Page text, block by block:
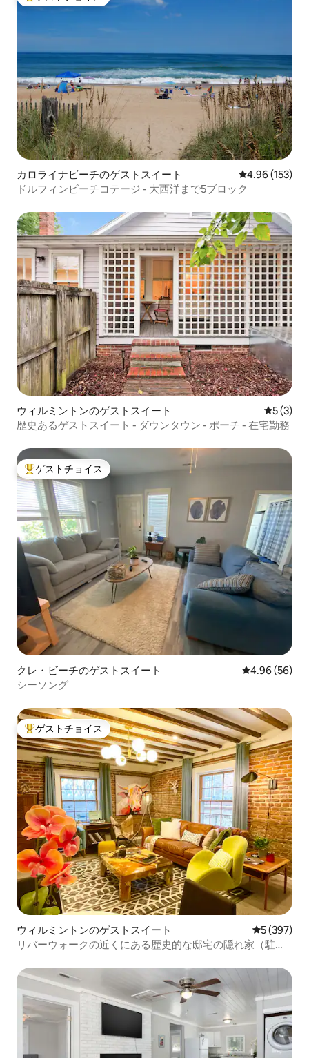
カロライナビーチのゲストスイート レビュー153
4.96 (153)
ドルフィンビーチコテージ - 大西洋まで5ブロック
ウィルミントンのゲストスイート レビュー
5 (3)
歴史あるゲストスイート - ダウンタウン - ポーチ - 在宅勤務
大好評のゲストチョイスです。
ゲストチョイス
クレ・ビーチのゲストスイート レビュー56
4.96 (56)
シーソング
大好評のゲストチョイスです。
ゲストチョイス
ウィルミントンのゲストスイート レビュー
5 (397)
リバーウォークの近くにある歴史的な邸宅の隠れ家（駐車